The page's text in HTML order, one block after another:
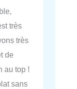
très
très
de
au top !
sans